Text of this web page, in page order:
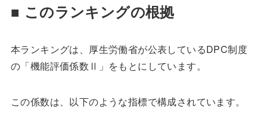
■ このランキングの根拠
本ランキングは、厚生労働省が公表しているDPC制度
の「機能評価係数Ⅱ」をもとにしています。
この係数は、以下のような指標で構成されています。